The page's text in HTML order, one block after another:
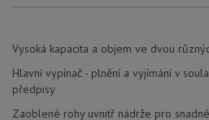
Vysoká kapacita a objem ve dvou
Hlavní vypínač - plnění a vyjímání v
předpisy
Zaoblené rohy uvnitř nádrže pro